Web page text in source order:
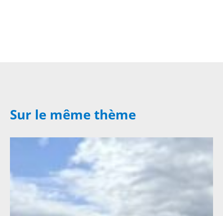
Sur le même thème